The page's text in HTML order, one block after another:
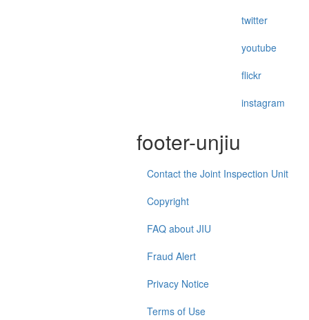
twitter
youtube
flickr
instagram
footer-unjiu
Contact the Joint Inspection Unit
Copyright
FAQ about JIU
Fraud Alert
Privacy Notice
Terms of Use